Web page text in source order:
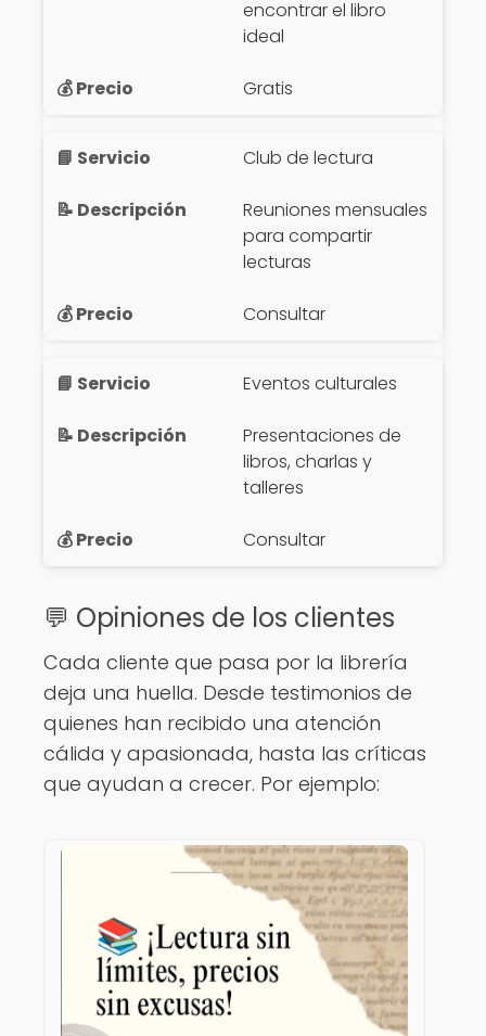
encontrar el libro
ideal
Gratis
Club de lectura
Reuniones mensuales
para compartir
lecturas
Consultar
Eventos culturales
Presentaciones de
libros, charlas y
talleres
Consultar
💬 Opiniones de los clientes
Cada cliente que pasa por la librería
deja una huella. Desde testimonios de
quienes han recibido una atención
cálida y apasionada, hasta las críticas
que ayudan a crecer. Por ejemplo: